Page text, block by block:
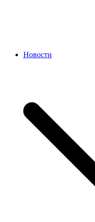
Новости